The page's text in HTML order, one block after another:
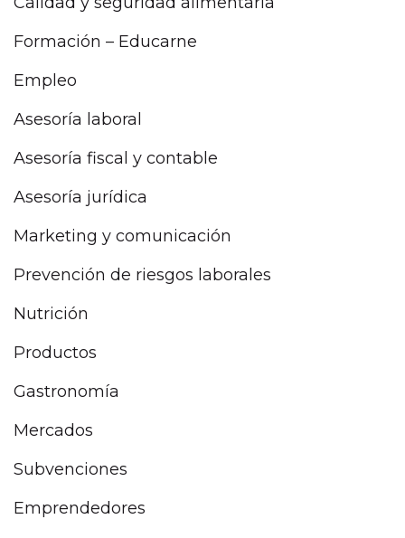
Formación – Educarne
Empleo
Asesoría laboral
Asesoría fiscal y contable
Asesoría jurídica
Marketing y comunicación
Prevención de riesgos laborales
Nutrición
Productos
Gastronomía
Mercados
Subvenciones
Emprendedores